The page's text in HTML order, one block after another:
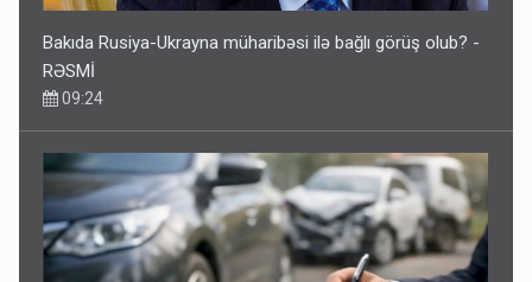
Bakıda Rusiya-Ukrayna müharibəsi ilə bağlı görüş olub? -
RƏSMİ
09:24